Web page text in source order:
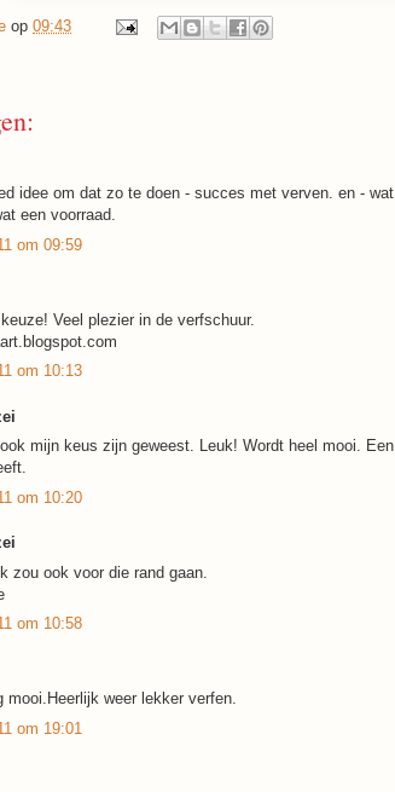
op 09:43
idee om dat zo te doen - succes met verven. en -
een voorraad.
om 09:59
Veel plezier in de verfschuur.
om 10:13
mijn keus zijn geweest. Leuk! Wordt heel mooi.
om 10:20
zou ook voor die rand gaan.
om 10:58
mooi.Heerlijk weer lekker verfen.
om 19:01